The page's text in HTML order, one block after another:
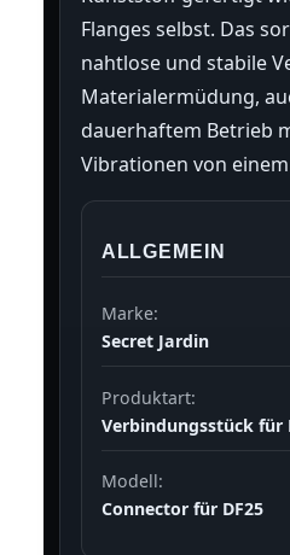
Flanges selbst. Das
nahtlose und stabile
Materialermüdung,
dauerhaftem Betrieb
Vibrationen von
ALLGEMEIN
Marke:
Secret Jardin
Produktart:
Verbindungsstück für
Modell:
Connector für DF25